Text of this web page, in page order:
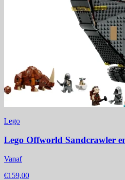
Lego
Lego Offworld Sandcrawler
Vanaf
€159,00